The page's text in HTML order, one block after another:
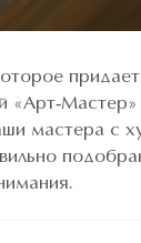
«Арт-
мастера с